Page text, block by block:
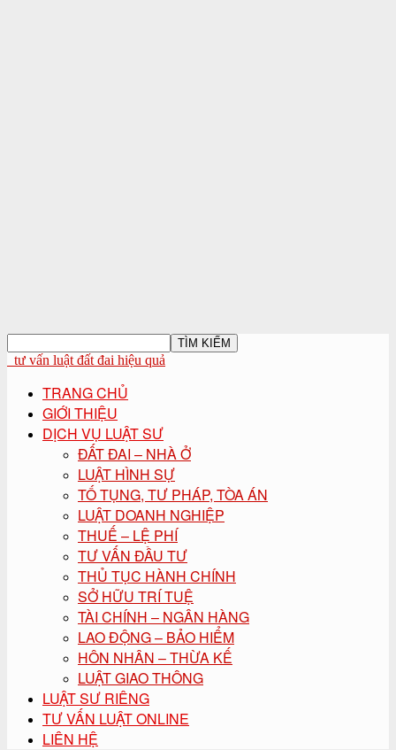
tư vấn luật đất đai hiệu quả
TRANG CHỦ
GIỚI THIỆU
DỊCH VỤ LUẬT SƯ
ĐẤT ĐAI – NHÀ Ở
LUẬT HÌNH SỰ
TỐ TỤNG, TƯ PHÁP, TÒA ÁN
LUẬT DOANH NGHIỆP
THUẾ – LỆ PHÍ
TƯ VẤN ĐẦU TƯ
THỦ TỤC HÀNH CHÍNH
SỞ HỮU TRÍ TUỆ
TÀI CHÍNH – NGÂN HÀNG
LAO ĐỘNG – BẢO HIỂM
HÔN NHÂN – THỪA KẾ
LUẬT GIAO THÔNG
LUẬT SƯ RIÊNG
TƯ VẤN LUẬT ONLINE
LIÊN HỆ